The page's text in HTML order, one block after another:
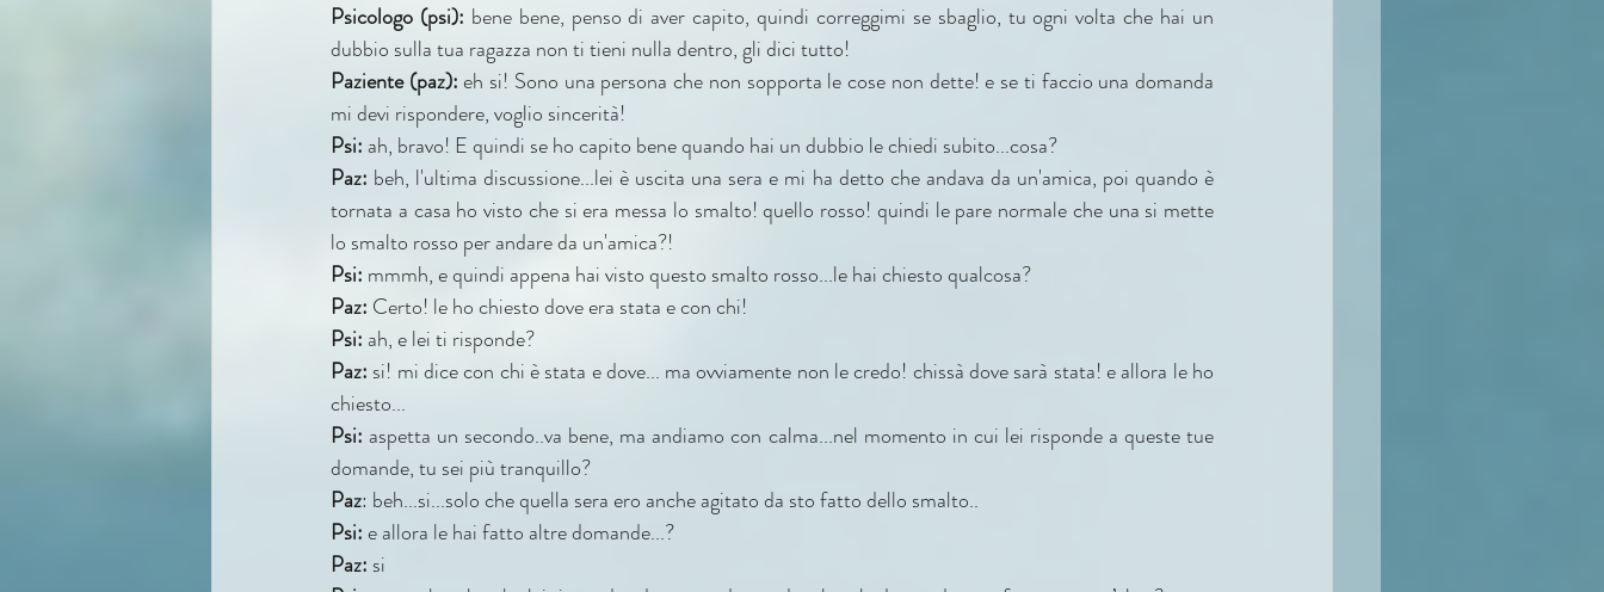
Psicologo (psi): bene bene, penso di aver capito, quindi correggimi se sbaglio, tu ogni volta che hai un
dubbio sulla tua ragazza non ti tieni nulla dentro, gli dici tutto!
Paziente (paz): eh si! Sono una persona che non sopporta le cose non dette! e se ti faccio una domanda
mi devi rispondere, voglio sincerità!
Psi: ah, bravo! E quindi se ho capito bene quando hai un dubbio le chiedi subito...cosa?
Paz: beh, l'ultima discussione...lei è uscita una sera e mi ha detto che andava da un'amica, poi quando è
tornata a casa ho visto che si era messa lo smalto! quello rosso! quindi le pare normale che una si mette
lo smalto rosso per andare da un'amica?!
Psi: mmmh, e quindi appena hai visto questo smalto rosso...le hai chiesto qualcosa?
Paz: Certo! le ho chiesto dove era stata e con chi!
Psi: ah, e lei ti risponde?
Paz: si! mi dice con chi è stata e dove... ma ovviamente non le credo! chissà dove sarà stata! e allora le ho
chiesto...
Psi: aspetta un secondo..va bene, ma andiamo con calma...nel momento in cui lei risponde a queste tue
domande, tu sei più tranquillo?
Paz: beh...si...solo che quella sera ero anche agitato da sto fatto dello smalto..
Psi: e allora le hai fatto altre domande...?
Paz: si